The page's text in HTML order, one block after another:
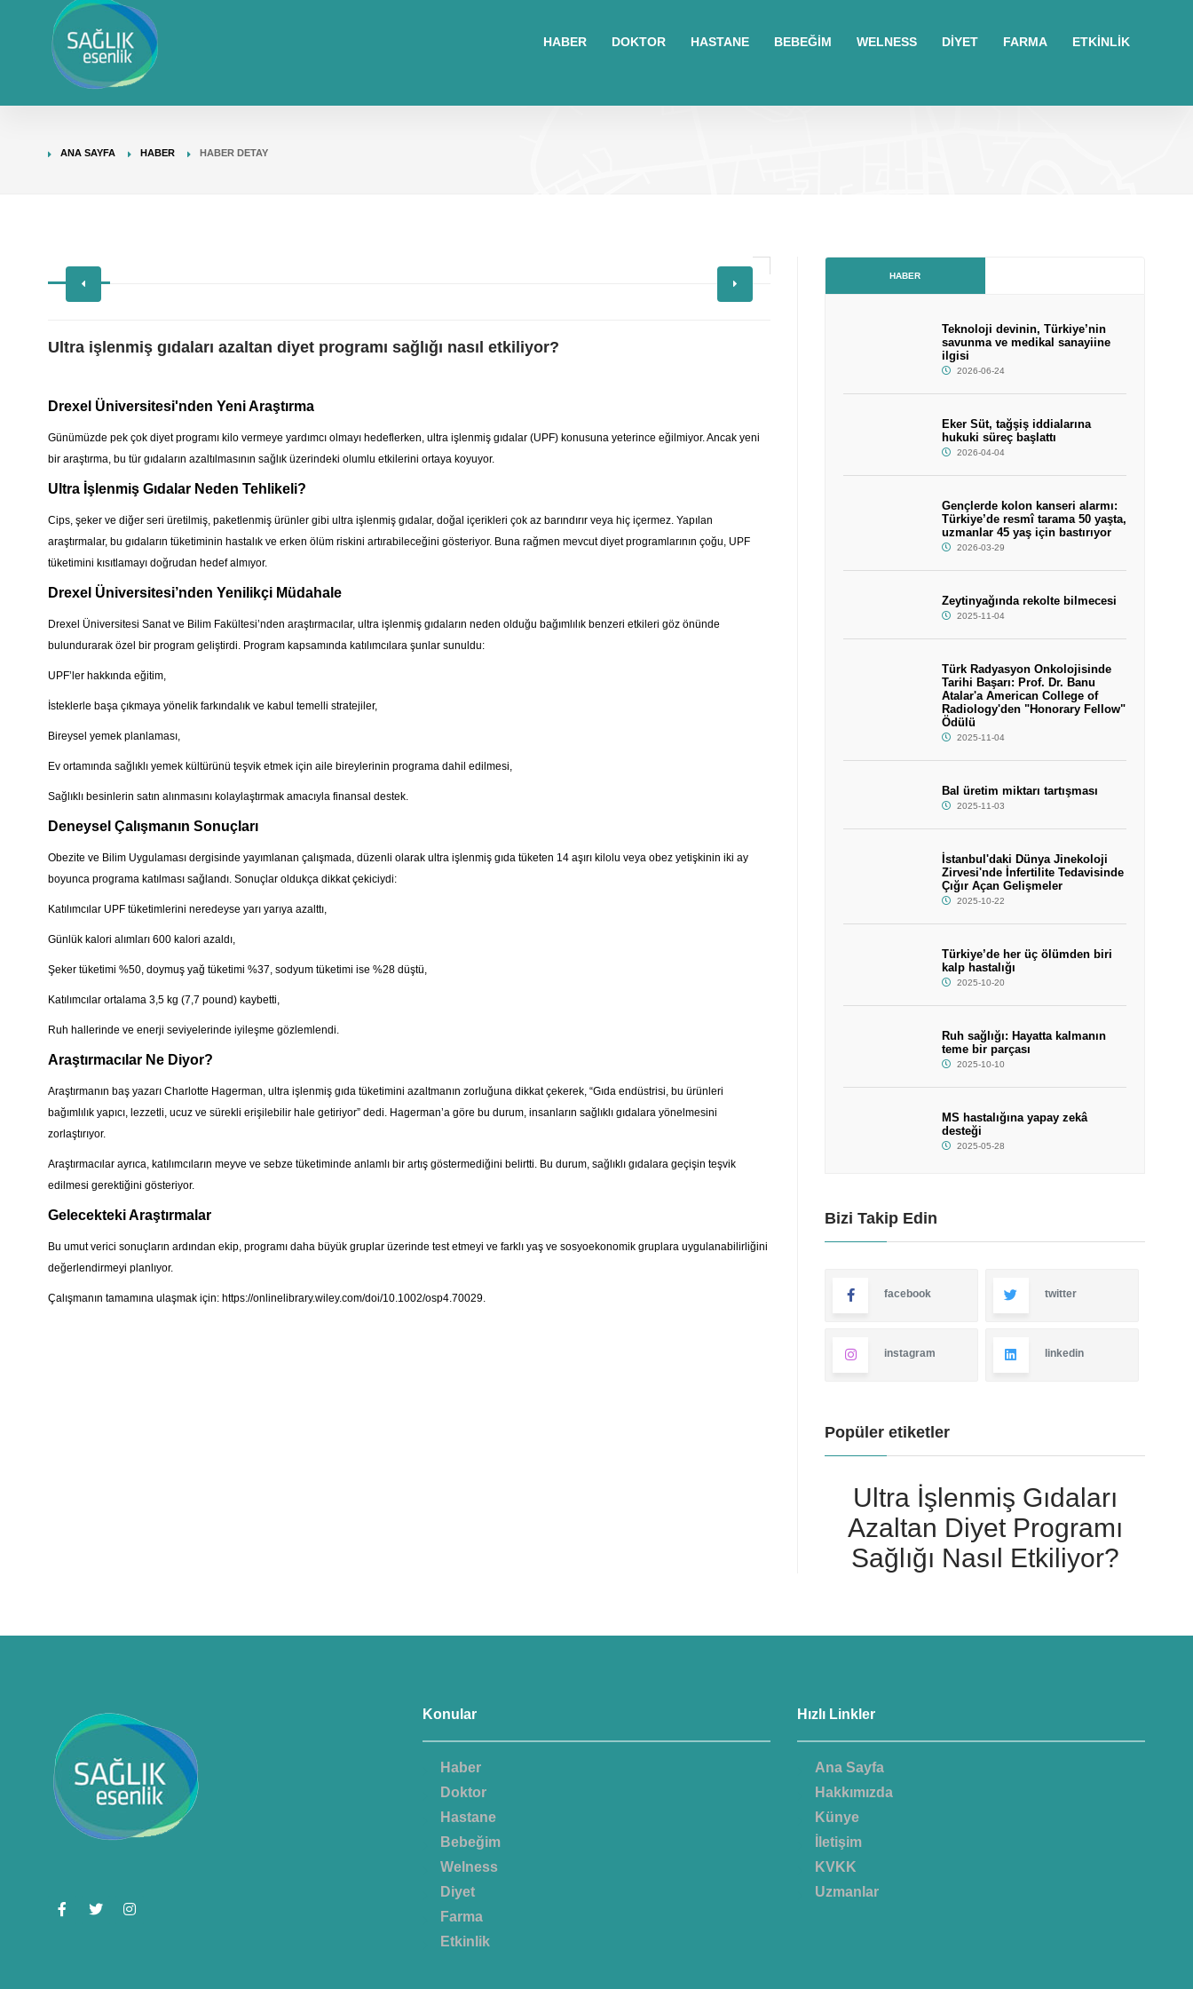
HABER DOKTOR HASTANE BEBEĞİM WELNESS DİYET FARMA ETKİNLİK
ANA SAYFA HABER HABER DETAY
Ultra işlenmiş gıdaları azaltan diyet programı sağlığı nasıl etkiliyor?
Drexel Üniversitesi'nden Yeni Araştırma
Günümüzde pek çok diyet programı kilo vermeye yardımcı olmayı hedeflerken, ultra işlenmiş gıdalar (UPF) konusuna yeterince eğilmiyor. Ancak yeni
bir araştırma, bu tür gıdaların azaltılmasının sağlık üzerindeki olumlu etkilerini ortaya koyuyor.
Ultra İşlenmiş Gıdalar Neden Tehlikeli?
Cips, şeker ve diğer seri üretilmiş, paketlenmiş ürünler gibi ultra işlenmiş gıdalar, doğal içerikleri çok az barındırır veya hiç içermez. Yapılan
araştırmalar, bu gıdaların tüketiminin hastalık ve erken ölüm riskini artırabileceğini gösteriyor. Buna rağmen mevcut diyet programlarının çoğu, UPF
tüketimini kısıtlamayı doğrudan hedef almıyor.
Drexel Üniversitesi’nden Yenilikçi Müdahale
Drexel Üniversitesi Sanat ve Bilim Fakültesi’nden araştırmacılar, ultra işlenmiş gıdaların neden olduğu bağımlılık benzeri etkileri göz önünde
bulundurarak özel bir program geliştirdi. Program kapsamında katılımcılara şunlar sunuldu:
UPF’ler hakkında eğitim,
İsteklerle başa çıkmaya yönelik farkındalık ve kabul temelli stratejiler,
Bireysel yemek planlaması,
Ev ortamında sağlıklı yemek kültürünü teşvik etmek için aile bireylerinin programa dahil edilmesi,
Sağlıklı besinlerin satın alınmasını kolaylaştırmak amacıyla finansal destek.
Deneysel Çalışmanın Sonuçları
Obezite ve Bilim Uygulaması dergisinde yayımlanan çalışmada, düzenli olarak ultra işlenmiş gıda tüketen 14 aşırı kilolu veya obez yetişkinin iki ay
boyunca programa katılması sağlandı. Sonuçlar oldukça dikkat çekiciydi:
Katılımcılar UPF tüketimlerini neredeyse yarı yarıya azalttı,
Günlük kalori alımları 600 kalori azaldı,
Şeker tüketimi %50, doymuş yağ tüketimi %37, sodyum tüketimi ise %28 düştü,
Katılımcılar ortalama 3,5 kg (7,7 pound) kaybetti,
Ruh hallerinde ve enerji seviyelerinde iyileşme gözlemlendi.
Araştırmacılar Ne Diyor?
Araştırmanın baş yazarı Charlotte Hagerman, ultra işlenmiş gıda tüketimini azaltmanın zorluğuna dikkat çekerek, “Gıda endüstrisi, bu ürünleri
bağımlılık yapıcı, lezzetli, ucuz ve sürekli erişilebilir hale getiriyor” dedi. Hagerman’a göre bu durum, insanların sağlıklı gıdalara yönelmesini
zorlaştırıyor.
Araştırmacılar ayrıca, katılımcıların meyve ve sebze tüketiminde anlamlı bir artış göstermediğini belirtti. Bu durum, sağlıklı gıdalara geçişin teşvik
edilmesi gerektiğini gösteriyor.
Gelecekteki Araştırmalar
Bu umut verici sonuçların ardından ekip, programı daha büyük gruplar üzerinde test etmeyi ve farklı yaş ve sosyoekonomik gruplara uygulanabilirliğini
değerlendirmeyi planlıyor.
Çalışmanın tamamına ulaşmak için: https://onlinelibrary.wiley.com/doi/10.1002/osp4.70029.
HABER
Teknoloji devinin, Türkiye’nin
savunma ve medikal sanayiine
ilgisi
2026-06-24
Eker Süt, tağşiş iddialarına
hukuki süreç başlattı
2026-04-04
Gençlerde kolon kanseri alarmı:
Türkiye’de resmî tarama 50 yaşta,
uzmanlar 45 yaş için bastırıyor
2026-03-29
Zeytinyağında rekolte bilmecesi
2025-11-04
Türk Radyasyon Onkolojisinde
Tarihi Başarı: Prof. Dr. Banu
Atalar'a American College of
Radiology'den "Honorary Fellow"
Ödülü
2025-11-04
Bal üretim miktarı tartışması
2025-11-03
İstanbul'daki Dünya Jinekoloji
Zirvesi'nde İnfertilite Tedavisinde
Çığır Açan Gelişmeler
2025-10-22
Türkiye’de her üç ölümden biri
kalp hastalığı
2025-10-20
Ruh sağlığı: Hayatta kalmanın
teme bir parçası
2025-10-10
MS hastalığına yapay zekâ
desteği
2025-05-28
Bizi Takip Edin
facebook twitter
instagram linkedin
Popüler etiketler
Ultra İşlenmiş Gıdaları
Azaltan Diyet Programı
Sağlığı Nasıl Etkiliyor?
Konular
Haber
Doktor
Hastane
Bebeğim
Welness
Diyet
Farma
Etkinlik
Hızlı Linkler
Ana Sayfa
Hakkımızda
Künye
İletişim
KVKK
Uzmanlar
sohbetler
sohbet